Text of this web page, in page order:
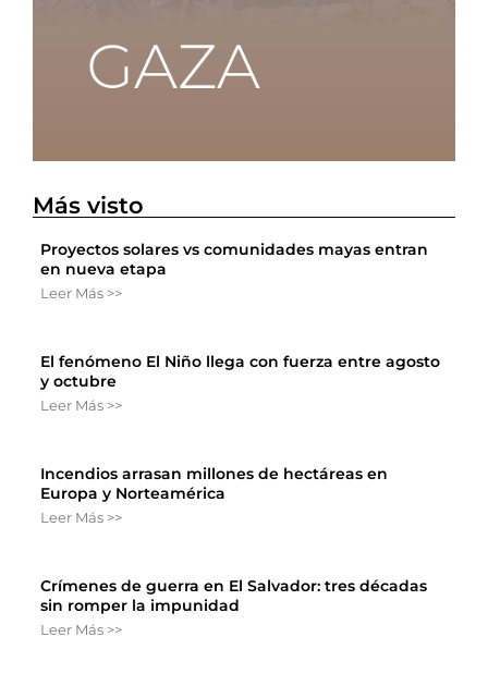
Más visto
Proyectos solares vs comunidades mayas entran
en nueva etapa
Leer Más >>
El fenómeno El Niño llega con fuerza entre agosto
y octubre
Leer Más >>
Incendios arrasan millones de hectáreas en
Europa y Norteamérica
Leer Más >>
Crímenes de guerra en El Salvador: tres décadas
sin romper la impunidad
Leer Más >>